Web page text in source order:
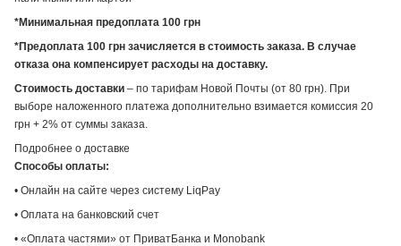
*Минимальная предоплата 100 грн
*Предоплата 100 грн зачисляется в стоимость заказа. В случае
отказа она компенсирует расходы на доставку.
Стоимость доставки – по тарифам Новой Почты (от 80 грн). При
выборе наложенного платежа дополнительно взимается комиссия 20
грн + 2% от суммы заказа.
Подробнее о доставке
Способы оплаты:
• Онлайн на сайте через систему LiqPay
• Оплата на банковский счет
• «Оплата частями» от ПриватБанка и Monobank